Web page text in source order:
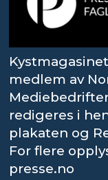
medlem av
redigeres i
plakaten og
For flere
presse.no